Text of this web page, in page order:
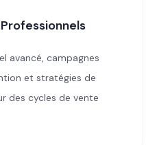
avancé, campagnes
et stratégies de
des cycles de vente